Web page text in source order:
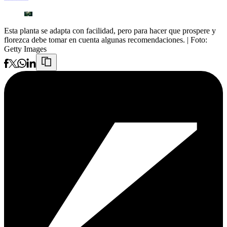
Esta planta se adapta con facilidad, pero para hacer que prospere y
florezca debe tomar en cuenta algunas recomendaciones. | Foto:
Getty Images